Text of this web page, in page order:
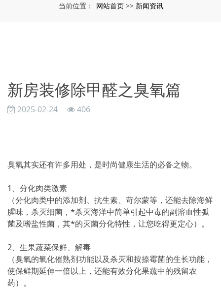
当前位置： 网站首页 >> 新闻资讯
新房装修除甲醛之臭氧篇
2025-02-24 406
臭氧其实还有许多用处，是时尚健康生活的必备之物。
1、分化肉类激素
（分化肉类中的添加剂、抗生素、苛尔蒙等，还能去除海鲜
腥味，杀灭细菌，*杀灭海洋中简单引起中毒的副溶血性弧
菌及嗜盐性菌，其*的灭菌分化特性，让您吃得更定心）。
2、生果蔬菜保鲜、解毒
（臭氧的氧化催熟剂功能以及杀灭和按捺霉菌的生长功能，
使保鲜期延伸一倍以上，还能有效分化果蔬中的残留农
药）。